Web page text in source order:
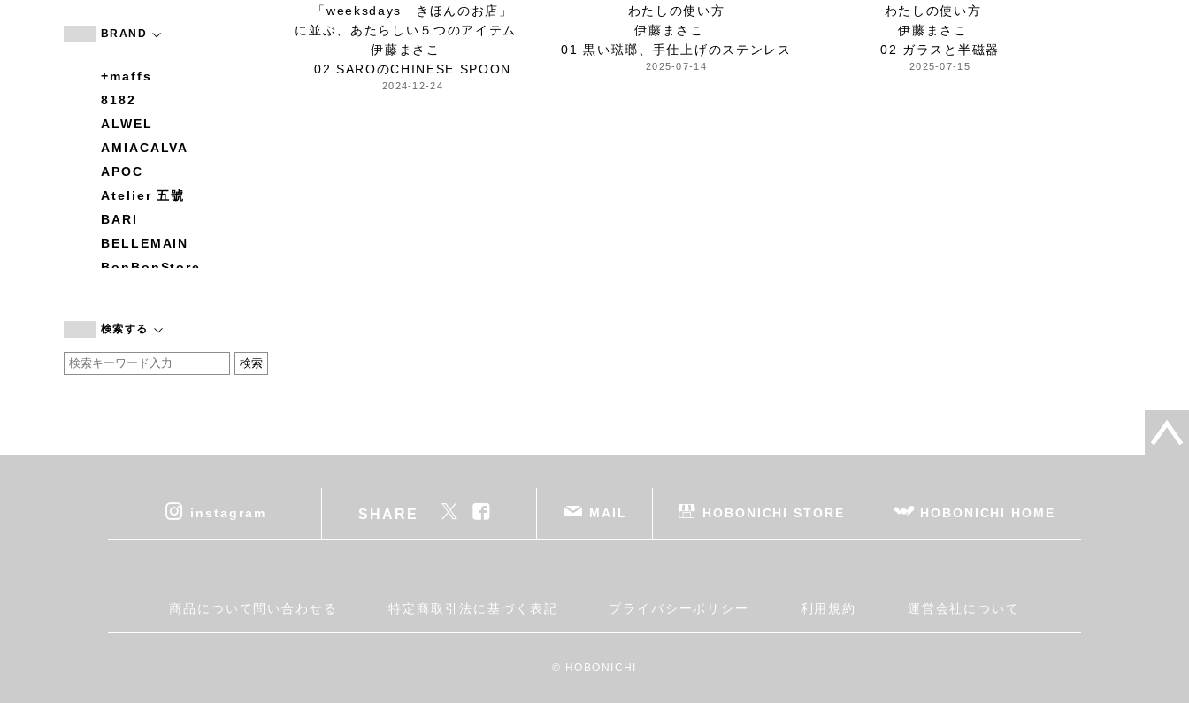
BRAND
+maffs
8182
ALWEL
AMIACALVA
APOC
Atelier 五號
BARI
BELLEMAIN
BonBonStore
by basics
CATWORTH
cohan
DEAN & DELUCA
Fatima Morocco
検索する
「weeksdays きほんのお店」
に並ぶ、あたらしい５つのアイテム
伊藤まさこ
02 SAROのCHINESE SPOON
2024-12-24
わたしの使い方
伊藤まさこ
01 黒い琺瑯、手仕上げのステンレス
2025-07-14
わたしの使い方
伊藤まさこ
02 ガラスと半磁器
2025-07-15
instagram SHARE MAIL HOBONICHI STORE HOBONICHI HOME
商品について問い合わせる 特定商取引法に基づく表記 プライバシーポリシー 利用規約 運営会社について
© HOBONICHI